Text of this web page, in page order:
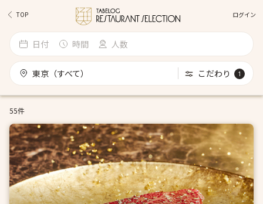
TOP ログイン
日付 時間 人数
東京（すべて） こだわり 1
55件